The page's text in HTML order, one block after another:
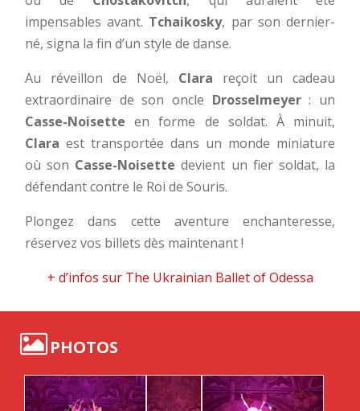
impensables avant. Tchaikosky, par son dernier-
né, signa la fin d’un style de danse.
Au réveillon de Noël, Clara reçoit un cadeau
extraordinaire de son oncle Drosselmeyer: un
Casse-Noisette en forme de soldat. À minuit,
Clara est transportée dans un monde miniature
où son Casse-Noisette devient un fier soldat, la
défendant contre le Roi de Souris.
Plongez dans cette aventure enchanteresse,
réservez vos billets dès maintenant !
+ d’infos sur The Ukrainian Ballet of Odessa
PHOTOS